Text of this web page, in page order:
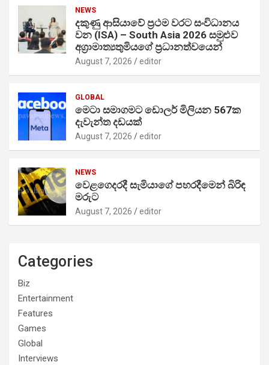
NEWS
දකුණු ආසියාවේ ප්‍රථම වරට සංවිධානය
වන (ISA) – South Asia 2026 සමුළුව
අග්‍රාමාත්‍යතුමියගේ ප්‍රධානත්වයෙන්
August 7, 2026 editor
GLOBAL
මෙටා සමාගමට ඩොලර් මිලියන 567ක
දැවැන්ත දඩයක්
August 7, 2026 editor
NEWS
වෙළගෙදරදී සැමියාගේ පහරදීමෙන් බිරිඳ
මරුට
August 7, 2026 editor
Categories
Biz
Entertainment
Features
Games
Global
Interviews